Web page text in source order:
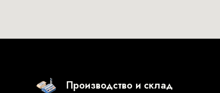
Производство и склад